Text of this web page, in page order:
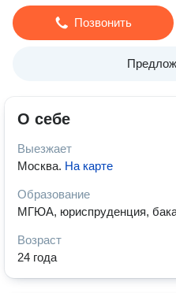
Позвонить
О себе
Выезжает
Москва. На карте
Образование
МГЮА, юриспруденция,
Возраст
24 года